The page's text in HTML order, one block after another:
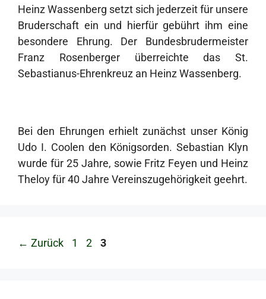
Heinz Wassenberg setzt sich jederzeit für unsere
Bruderschaft ein und hierfür gebührt ihm eine
besondere Ehrung. Der Bundesbrudermeister
Franz Rosenberger überreichte das St.
Sebastianus-Ehrenkreuz an Heinz Wassenberg.
Bei den Ehrungen erhielt zunächst unser König
Udo I. Coolen den Königsorden. Sebastian Klyn
wurde für 25 Jahre, sowie Fritz Feyen und Heinz
Theloy für 40 Jahre Vereinszugehörigkeit geehrt.
← Zurück Seite
1 Seite
2 Seite
3